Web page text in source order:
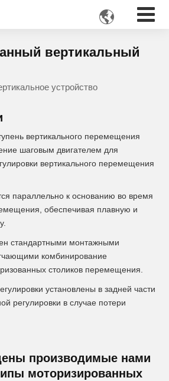

вертикальный
устройство
вертикального перемещения
шаговым двигателем для
вертикального перемещения
параллельно к основанию во время
обеспечивая плавную и
стандартными монтажными
комбинирование
столиков перемещения.
установлены в задней части
регулировки в случае потери
производимые нами
моторизированных